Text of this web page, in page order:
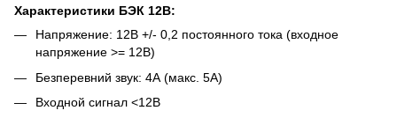
Характеристики БЭК 12В:
Напряжение: 12В +/- 0,2 постоянного тока (входное
напряжение >= 12В)
Безперевний звук: 4А (макс. 5А)
Входной сигнал <12В